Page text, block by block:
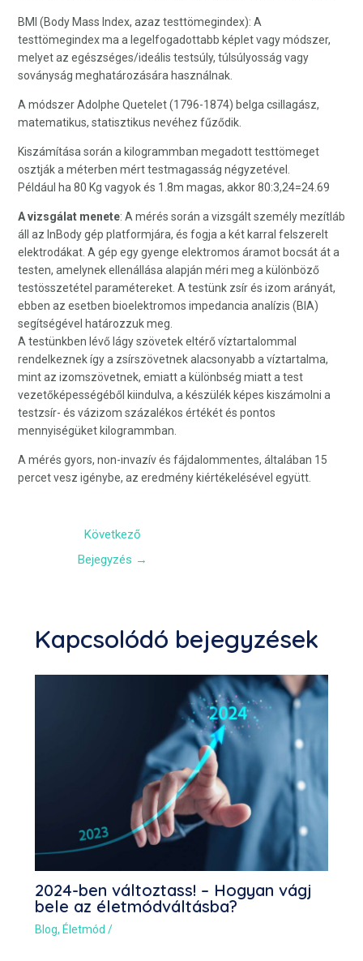
BMI (Body Mass Index, azaz testtömegindex): A
testtömegindex ma a legelfogadottabb képlet vagy módszer,
melyet az egészséges/ideális testsúly, túlsúlyosság vagy
soványság meghatározására használnak.
A módszer Adolphe Quetelet (1796-1874) belga csillagász,
matematikus, statisztikus nevéhez fűződik.
Kiszámítása során a kilogrammban megadott testtömeget
osztják a méterben mért testmagasság négyzetével.
Például ha 80 Kg vagyok és 1.8m magas, akkor 80:3,24=24.69
A vizsgálat menete: A mérés során a vizsgált személy mezítláb
áll az InBody gép platformjára, és fogja a két karral felszerelt
elektrodákat. A gép egy gyenge elektromos áramot bocsát át a
testen, amelynek ellenállása alapján méri meg a különböző
testösszetétel paramétereket. A testünk zsír és izom arányát,
ebben az esetben bioelektromos impedancia analízis (BIA)
segítségével határozzuk meg.
A testünkben lévő lágy szövetek eltérő víztartalommal
rendelkeznek így a zsírszövetnek alacsonyabb a víztartalma,
mint az izomszövetnek, emiatt a különbség miatt a test
vezetőképességéből kiindulva, a készülék képes kiszámolni a
testzsír- és vázizom százalékos értékét és pontos
mennyiségüket kilogrammban.
A mérés gyors, non-invazív és fájdalommentes, általában 15
percet vesz igénybe, az eredmény kiértékelésével együtt.
Következő
Bejegyzés →
Kapcsolódó bejegyzések
2024-ben változtass! – Hogyan vágj
bele az életmódváltásba?
Blog, Életmód /